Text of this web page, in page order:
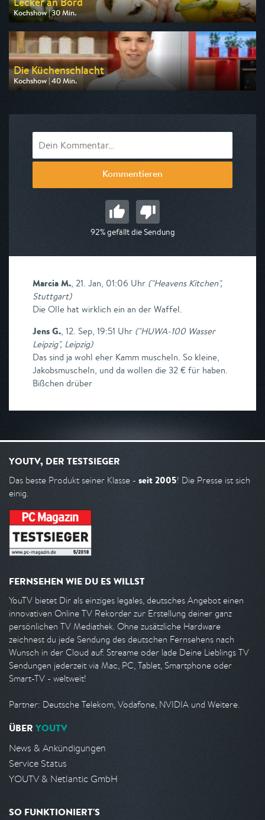
Kochshow | 30 Min.
Ausgestrahlt von WDR
am 08.08.2026, 18:15
Die Küchenschlacht
Kochshow | 40 Min.
Ausgestrahlt von ZDF neo
Kommentieren
92% gefällt die Sendung
Marcia M., 21. Jan, 01:06 Uhr ("Heavens Kitchen",
Stuttgart)
Die Olle hat wirklich ein an der Waffel.
Jens G., 12. Sep, 19:51 Uhr ("HUWA-100 Wasser
Leipzig", Leipzig)
Das sind ja wohl eher Kamm muscheln. So kleine,
Jakobsmuscheln, und da wollen die 32 € für haben.
Bißchen drüber
YOUTV, DER TESTSIEGER
Das beste Produkt seiner Klasse - seit 2005! Die Presse ist sich
einig.
FERNSEHEN WIE DU ES WILLST
YouTV bietet Dir als einziges legales, deutsches Angebot einen
innovativen Online TV Rekorder zur Erstellung deiner ganz
persönlichen TV Mediathek. Ohne zusätzliche Hardware
zeichnest du jede Sendung des deutschen Fernsehens nach
Wunsch in der Cloud auf. Streame oder lade Deine Lieblings TV
Sendungen jederzeit via Mac, PC, Tablet, Smartphone oder
Smart-TV - weltweit!
Partner: Deutsche Telekom, Vodafone, NVIDIA und Weitere.
ÜBER YOUTV
News & Ankündigungen
Service Status
YOUTV & Netlantic GmbH
SO FUNKTIONIERT'S